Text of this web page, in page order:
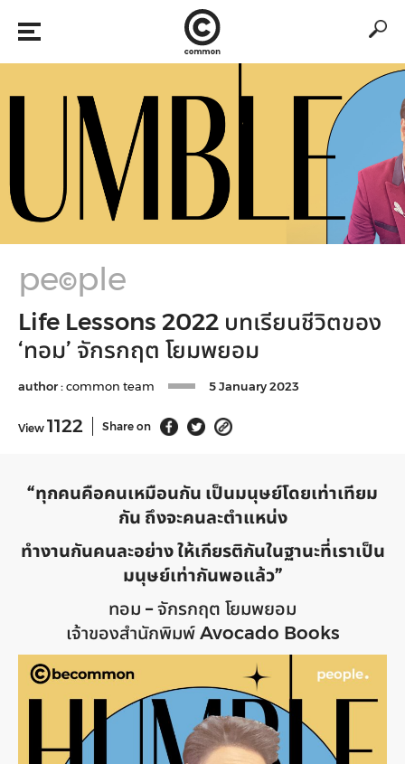
pe©ple
Life Lessons 2022 บทเรียนชีวิตของ
‘ทอม’ จักรกฤต โยมพยอม
author :common team 5 January 2023
View 1122 Share on
“ทุกคนคือคนเหมือนกัน เป็นมนุษย์โดยเท่าเทียม
กัน ถึงจะคนละตำแหน่ง
ทำงานกันคนละอย่าง ให้เกียรติกันในฐานะที่เราเป็น
มนุษย์เท่ากันพอแล้ว”
ทอม – จักรกฤต โยมพยอม
เจ้าของสำนักพิมพ์ Avocado Books